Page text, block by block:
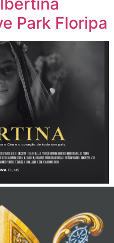
Park Floripa